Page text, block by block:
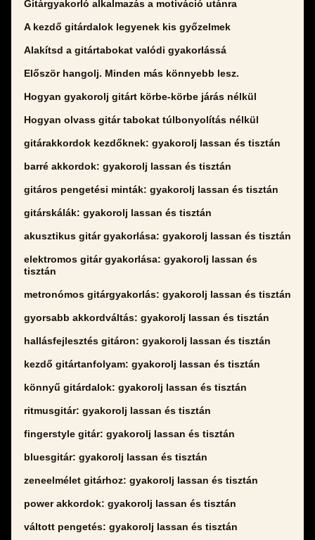
Gitárgyakorló alkalmazás a motiváció utánra
A kezdő gitárdalok legyenek kis győzelmek
Alakítsd a gitártabokat valódi gyakorlássá
Először hangolj. Minden más könnyebb lesz.
Hogyan gyakorolj gitárt körbe-körbe járás nélkül
Hogyan olvass gitár tabokat túlbonyolítás nélkül
gitárakkordok kezdőknek: gyakorolj lassan és tisztán
barré akkordok: gyakorolj lassan és tisztán
gitáros pengetési minták: gyakorolj lassan és tisztán
gitárskálák: gyakorolj lassan és tisztán
akusztikus gitár gyakorlása: gyakorolj lassan és tisztán
elektromos gitár gyakorlása: gyakorolj lassan és
tisztán
metronómos gitárgyakorlás: gyakorolj lassan és tisztán
gyorsabb akkordváltás: gyakorolj lassan és tisztán
hallásfejlesztés gitáron: gyakorolj lassan és tisztán
kezdő gitártanfolyam: gyakorolj lassan és tisztán
könnyű gitárdalok: gyakorolj lassan és tisztán
ritmusgitár: gyakorolj lassan és tisztán
fingerstyle gitár: gyakorolj lassan és tisztán
bluesgitár: gyakorolj lassan és tisztán
zeneelmélet gitárhoz: gyakorolj lassan és tisztán
power akkordok: gyakorolj lassan és tisztán
váltott pengetés: gyakorolj lassan és tisztán